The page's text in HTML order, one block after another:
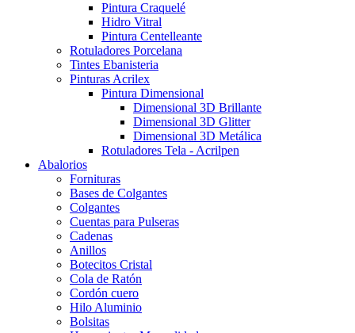
Pintura Craquelé
Hidro Vitral
Pintura Centelleante
Rotuladores Porcelana
Tintes Ebanisteria
Pinturas Acrilex
Pintura Dimensional
Dimensional 3D Brillante
Dimensional 3D Glitter
Dimensional 3D Metálica
Rotuladores Tela - Acrilpen
Abalorios
Fornituras
Bases de Colgantes
Colgantes
Cuentas para Pulseras
Cadenas
Anillos
Botecitos Cristal
Cola de Ratón
Cordón cuero
Hilo Aluminio
Bolsitas